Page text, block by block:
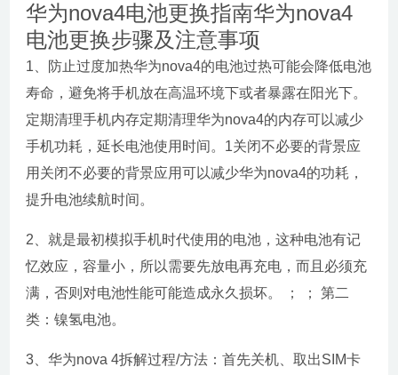
华为nova4电池更换指南华为nova4
电池更换步骤及注意事项
1、防止过度加热华为nova4的电池过热可能会降低电池
寿命，避免将手机放在高温环境下或者暴露在阳光下。
定期清理手机内存定期清理华为nova4的内存可以减少
手机功耗，延长电池使用时间。1关闭不必要的背景应
用关闭不必要的背景应用可以减少华为nova4的功耗，
提升电池续航时间。
2、就是最初模拟手机时代使用的电池，这种电池有记
忆效应，容量小，所以需要先放电再充电，而且必须充
满，否则对电池性能可能造成永久损坏。 ； ； 第二
类：镍氢电池。
3、华为nova 4拆解过程/方法：首先关机、取出SIM卡